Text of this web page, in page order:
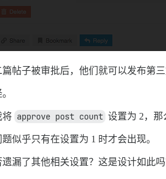
篇帖子被审批后，他们就可以发布第
将 approve post count 设置为 2，
似乎只有在设置为 1 时才会出现。
漏了其他相关设置？这是设计如此